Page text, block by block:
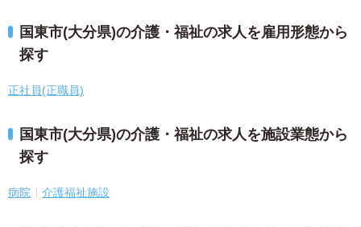
国東市(大分県)の介護・福祉の求人を雇用形態から
探す
正社員(正職員)
国東市(大分県)の介護・福祉の求人を施設業態から
探す
病院 介護福祉施設